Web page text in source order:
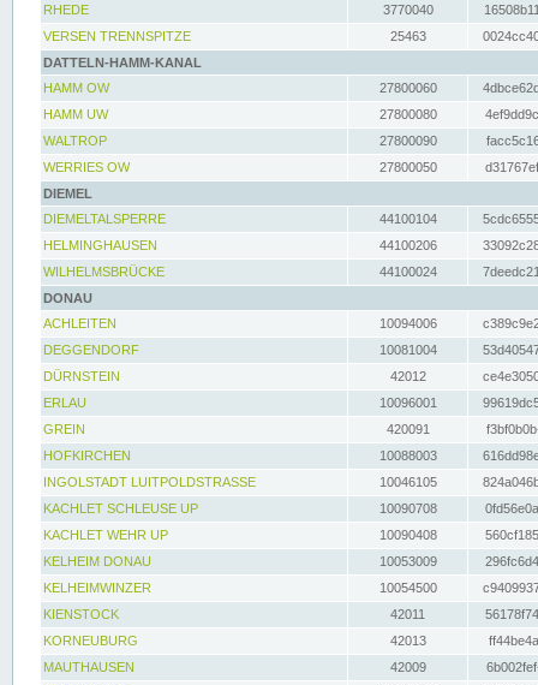
RHEDE
3770040
VERSEN TRENNSPITZE
25463
DATTELN-HAMM-KANAL
HAMM OW
27800060
HAMM UW
27800080
WALTROP
27800090
WERRIES OW
27800050
DIEMEL
DIEMELTALSPERRE
44100104
HELMINGHAUSEN
44100206
WILHELMSBRÜCKE
44100024
DONAU
ACHLEITEN
10094006
DEGGENDORF
10081004
DÜRNSTEIN
42012
ERLAU
10096001
GREIN
420091
HOFKIRCHEN
10088003
INGOLSTADT LUITPOLDSTRASSE
10046105
KACHLET SCHLEUSE UP
10090708
KACHLET WEHR UP
10090408
KELHEIM DONAU
10053009
KELHEIMWINZER
10054500
KIENSTOCK
42011
KORNEUBURG
42013
MAUTHAUSEN
42009